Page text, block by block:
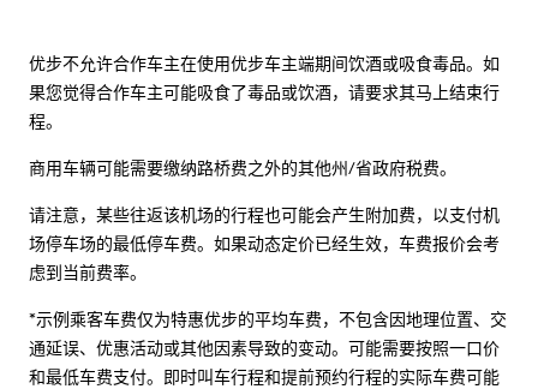
优步不允许合作车主在使用优步车主端期间饮酒或吸食毒品。如
果您觉得合作车主可能吸食了毒品或饮酒，请要求其马上结束行
程。
商用车辆可能需要缴纳路桥费之外的其他州/省政府税费。
请注意，某些往返该机场的行程也可能会产生附加费，以支付机
场停车场的最低停车费。如果动态定价已经生效，车费报价会考
虑到当前费率。
*示例乘客车费仅为特惠优步的平均车费，不包含因地理位置、交
通延误、优惠活动或其他因素导致的变动。可能需要按照一口价
和最低车费支付。即时叫车行程和提前预约行程的实际车费可能